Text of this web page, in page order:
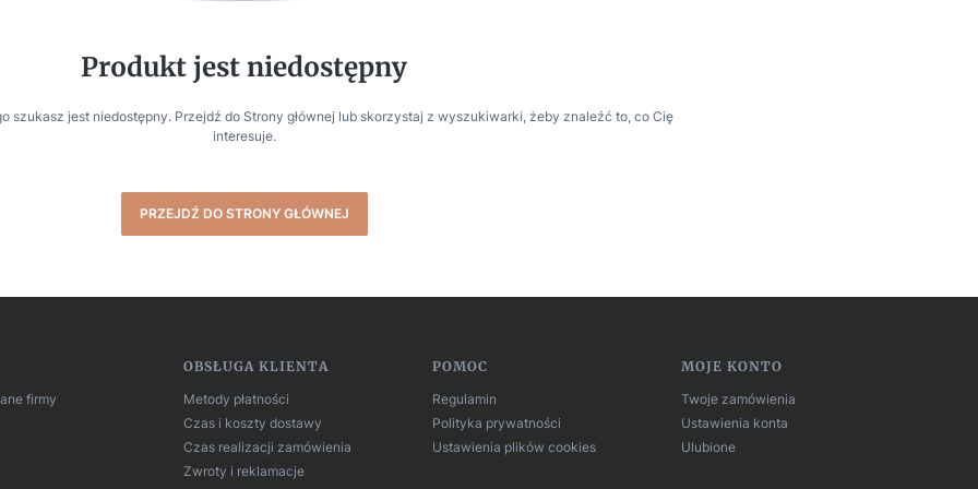
Produkt jest niedostępny
szukasz jest niedostępny. Przejdź do Strony głównej lub skorzystaj z wyszukiwarki, żeby znaleźć to, co Cię
interesuje.
PRZEJDŹ DO STRONY GŁÓWNEJ
stopce
firmy
OBSŁUGA KLIENTA
Metody płatności
Czas i koszty dostawy
Czas realizacji zamówienia
Zwroty i reklamacje
POMOC
Regulamin
Polityka prywatności
Ustawienia plików cookies
MOJE KONTO
Twoje zamówienia
Ustawienia konta
Ulubione